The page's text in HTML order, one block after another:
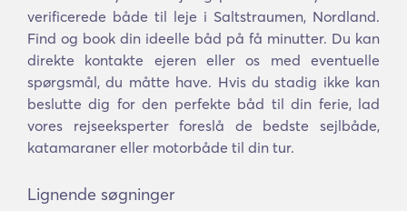
verificerede både til leje i Saltstraumen, Nordland.
Find og book din ideelle båd på få minutter. Du kan
direkte kontakte ejeren eller os med eventuelle
spørgsmål, du måtte have. Hvis du stadig ikke kan
beslutte dig for den perfekte båd til din ferie, lad
vores rejseeksperter foreslå de bedste sejlbåde,
katamaraner eller motorbåde til din tur.
Lignende søgninger